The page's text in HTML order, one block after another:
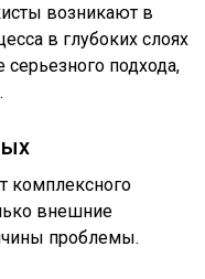
возникают в
в глубоких слоях
серьезного подхода,
комплексного
внешние
проблемы.